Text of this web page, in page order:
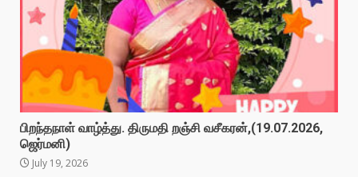
பிறந்தநாள் வாழ்த்து. திருமதி றஞ்சி வசீகரன்,(19.07.2026,
ஜெர்மனி)
July 19, 2026